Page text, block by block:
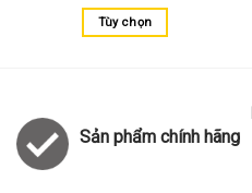
Tùy chọn
Sản phẩm chính hãng